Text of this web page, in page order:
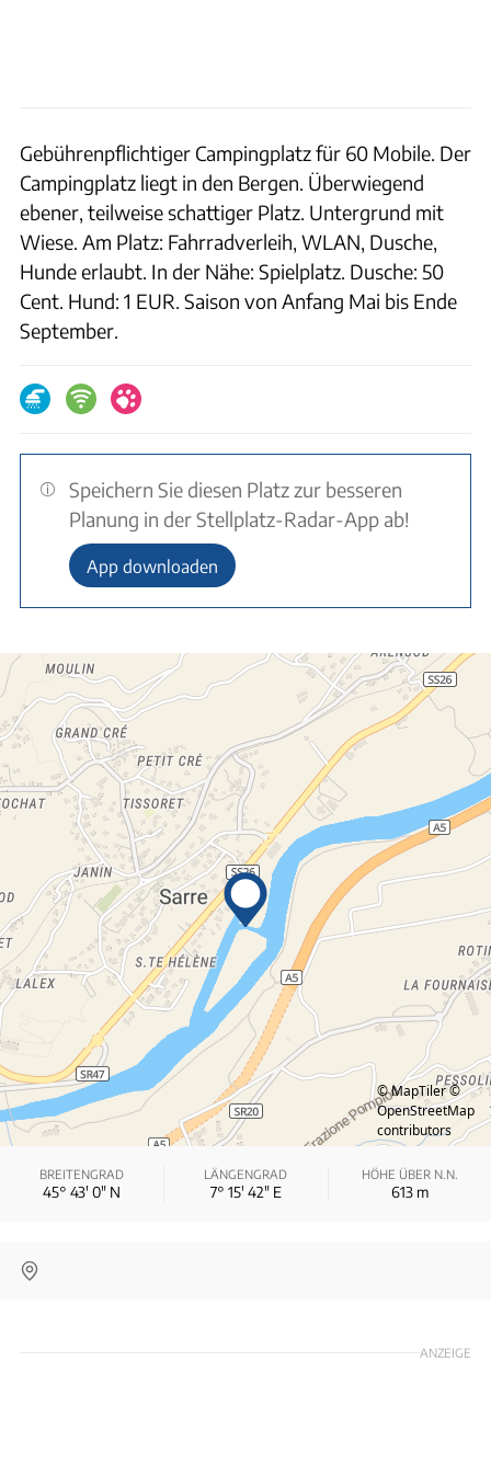
Gebührenpflichtiger Campingplatz für 60 Mobile. Der
Campingplatz liegt in den Bergen. Überwiegend
ebener, teilweise schattiger Platz. Untergrund mit
Wiese. Am Platz: Fahrradverleih, WLAN, Dusche,
Hunde erlaubt. In der Nähe: Spielplatz. Dusche: 50
Cent. Hund: 1 EUR. Saison von Anfang Mai bis Ende
September.
Speichern Sie diesen Platz zur besseren
Planung in der Stellplatz-Radar-App ab!
App downloaden
© MapTiler©
OpenStreetMap
contributors
BREITENGRAD
45° 43′ 0″ N
LÄNGENGRAD
7° 15′ 42″ E
HÖHE ÜBER N.N.
613m
ANZEIGE